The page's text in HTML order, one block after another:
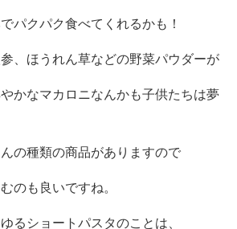
パクパク食べてくれるかも！
、ほうれん草などの野菜パウダーが
かなマカロニなんかも子供たちは夢
の種類の商品がありますので
のも良いですね。
るショートパスタのことは、